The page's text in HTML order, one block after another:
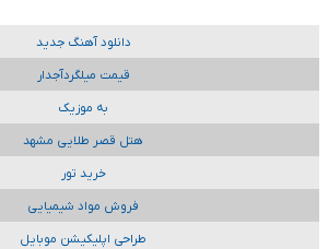
دانلود آهنگ جدید
قیمت میلگردآجدار
به موزیک
هتل قصر طلایی مشهد
خرید تور
فروش مواد شیمیایی
طراحی اپلیکیشن موبایل